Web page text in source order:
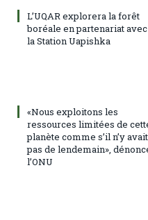
L’UQAR explorera la forêt
boréale en partenariat avec
la Station Uapishka
«Nous exploitons les
ressources limitées de
planète comme s’il n’y avait
pas de lendemain»,
l’ONU